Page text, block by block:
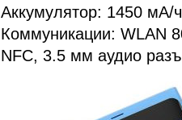
Аккумулятор: 1450 мА/ч
Коммуникации: WLAN
NFC, 3.5 мм аудио